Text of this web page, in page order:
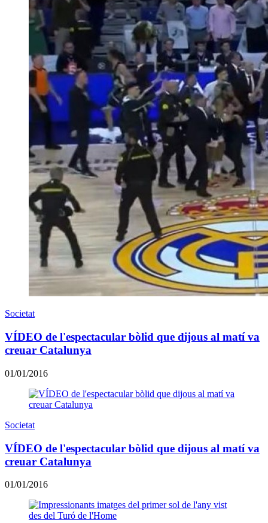
Societat
VÍDEO de l'espectacular bòlid que dijous al matí va
creuar Catalunya
01/01/2016
Societat
VÍDEO de l'espectacular bòlid que dijous al matí va
creuar Catalunya
01/01/2016